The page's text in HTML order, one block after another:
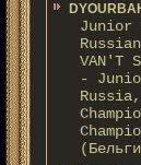
Junior
Russian
VAN'T
-